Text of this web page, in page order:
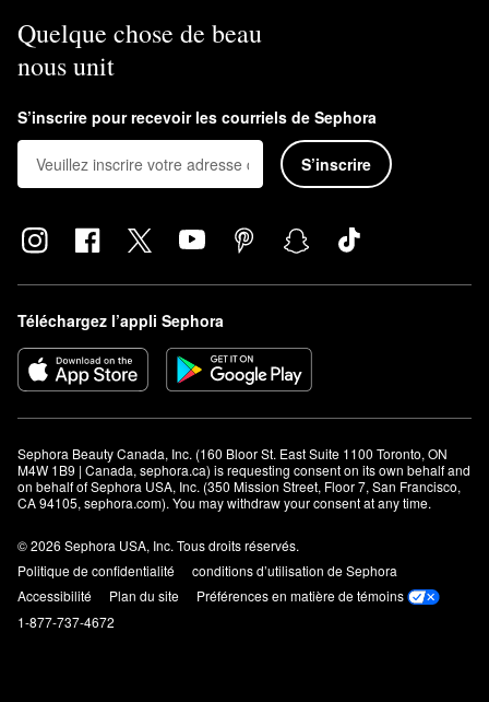
Quelque chose de beau
nous unit
S’inscrire pour recevoir les courriels de Sephora
S’inscrire
Téléchargez l’appli Sephora
Sephora Beauty Canada, Inc. (160 Bloor St. East Suite 1100 Toronto, ON
M4W 1B9 | Canada, sephora.ca) is requesting consent on its own behalf and
on behalf of Sephora USA, Inc. (350 Mission Street, Floor 7, San Francisco,
CA 94105, sephora.com). You may withdraw your consent at any time.
© 2026 Sephora USA, Inc. Tous droits réservés.
Politique de confidentialité
conditions d’utilisation de Sephora
Accessibilité
Plan du site
Préférences en matière de témoins
1-877-737-4672